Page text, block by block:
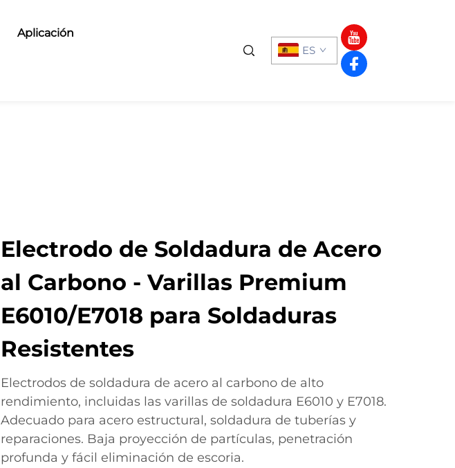
Aplicación
ES
Electrodo de Soldadura de Acero
al Carbono - Varillas Premium
E6010/E7018 para Soldaduras
Resistentes
Electrodos de soldadura de acero al carbono de alto
rendimiento, incluidas las varillas de soldadura E6010 y E7018.
Adecuado para acero estructural, soldadura de tuberías y
reparaciones. Baja proyección de partículas, penetración
profunda y fácil eliminación de escoria.